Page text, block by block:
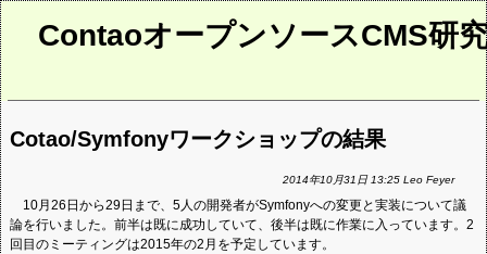
ContaoオープンソースCMS研
Cotao/Symfonyワークショップの結果
2014年10月31日 13:25 Leo Feyer
10月26日から29日まで、5人の開発者がSymfonyへの変更と実装について議
論を行いました。前半は既に成功していて、後半は既に作業に入っています。2
回目のミーティングは2015年の2月を予定しています。